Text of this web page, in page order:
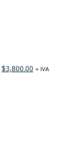
$3,800.00 + IVA